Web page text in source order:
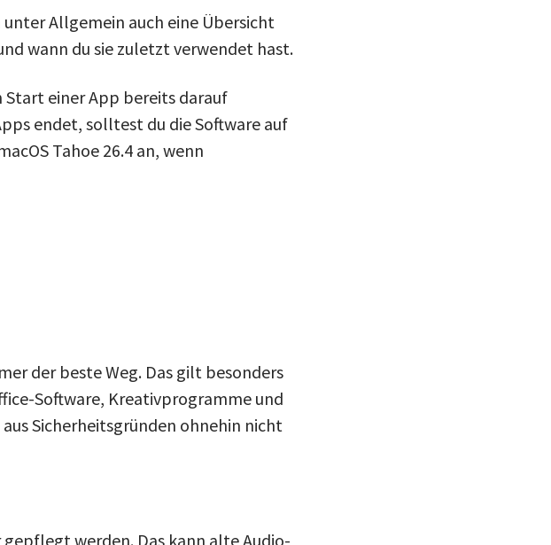
Allgemein auch eine Übersicht
wann du sie zuletzt verwendet hast.
Start einer App bereits darauf
endet, solltest du die Software auf
Tahoe 26.4 an, wenn
der beste Weg. Das gilt besonders
Software, Kreativprogramme und
Sicherheitsgründen ohnehin nicht
werden. Das kann alte Audio-